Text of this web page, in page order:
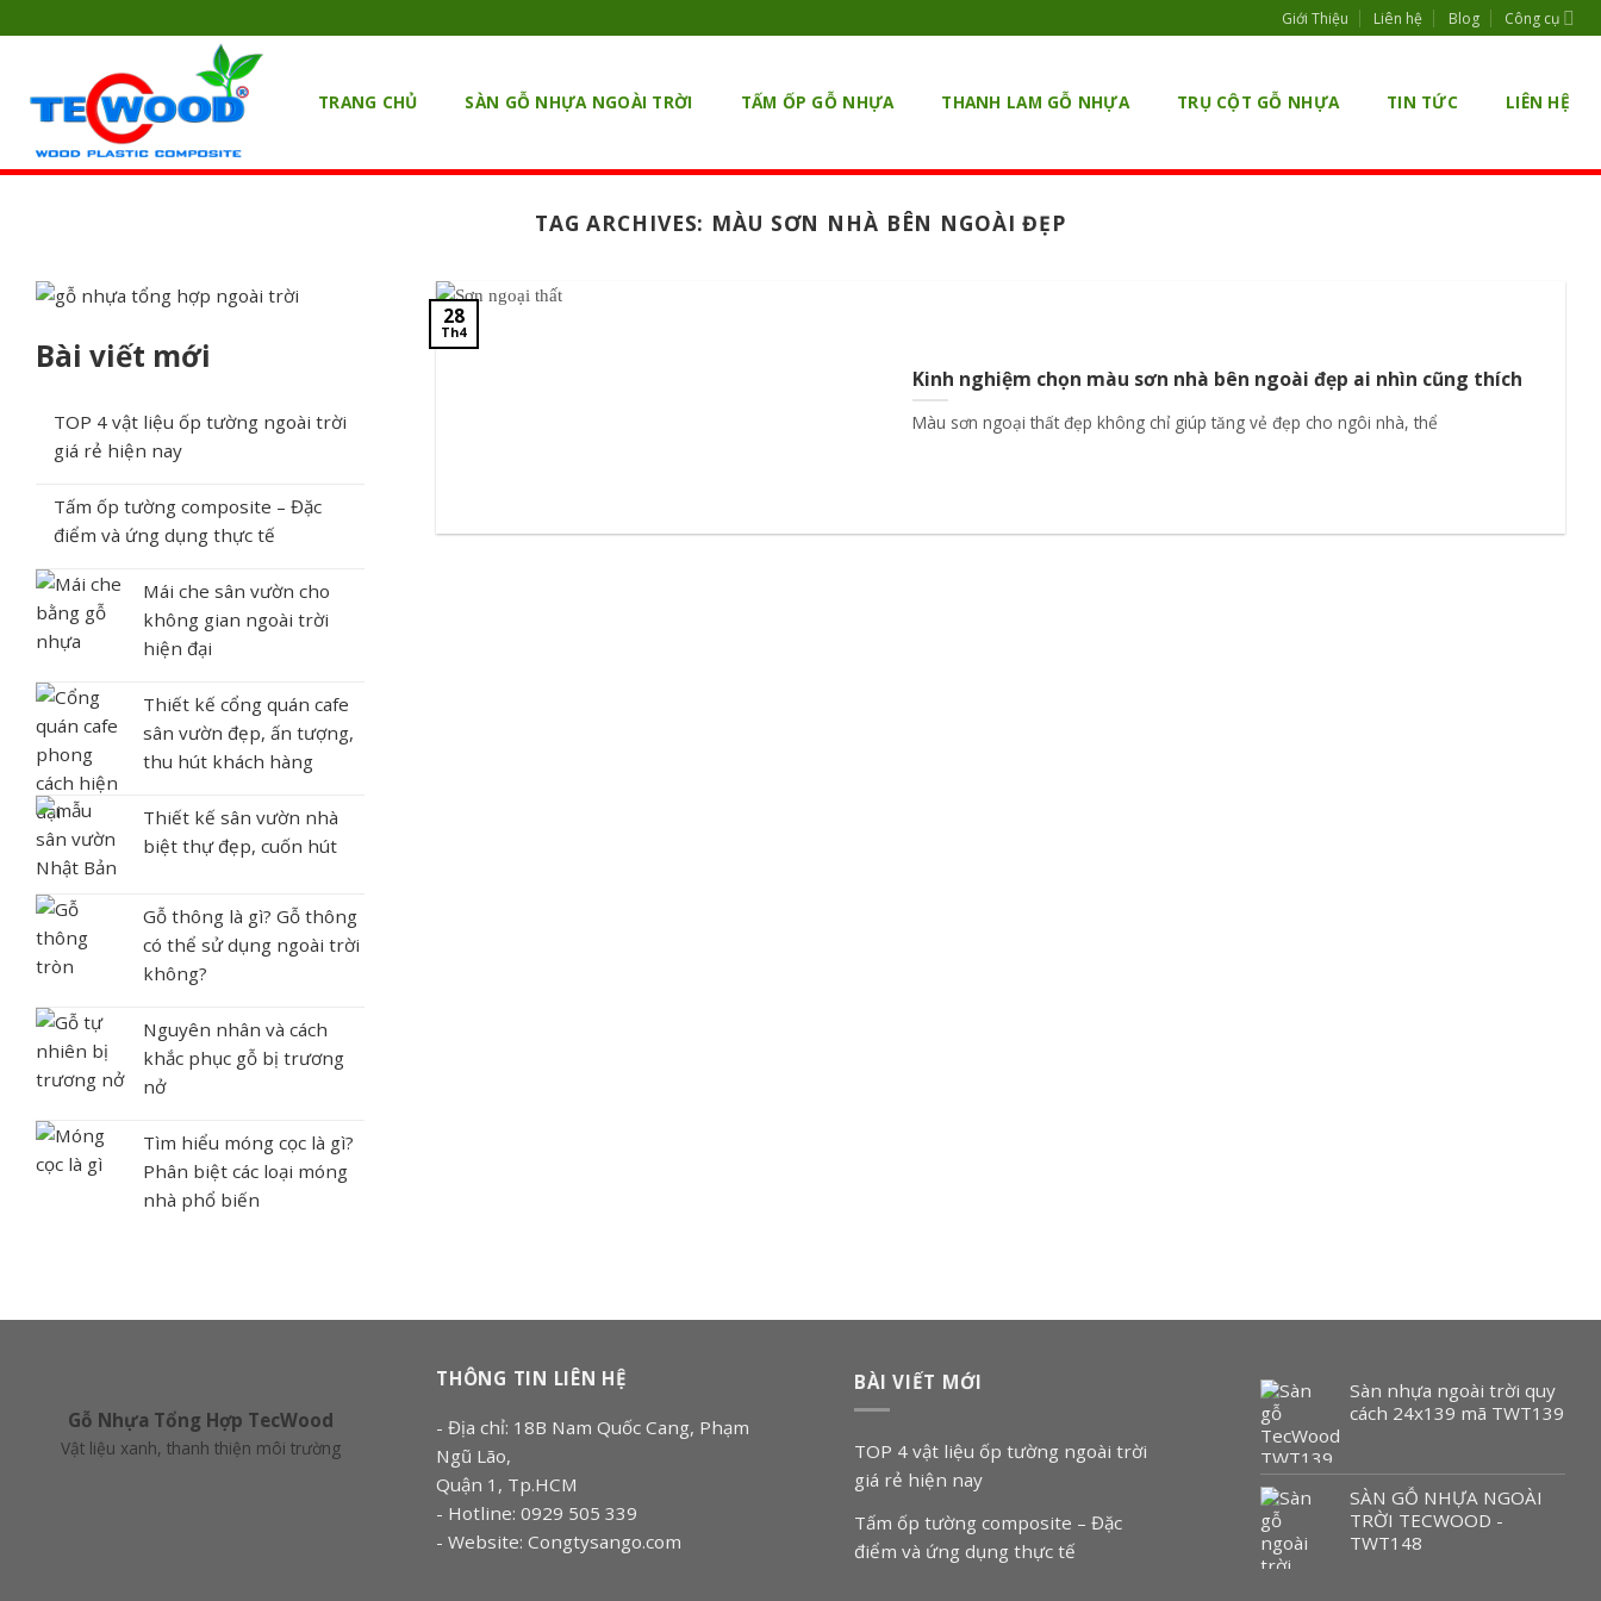
to
Giới Thiệu Liên hệ Blog Công cụ
TRANG CHỦ SÀN GỖ NHỰA NGOÀI TRỜI TẤM ỐP GỖ NHỰA THANH LAM GỖ NHỰA TRỤ CỘT GỖ NHỰA TIN TỨC LIÊN HỆ
TAG ARCHIVES: MÀU SƠN NHÀ BÊN NGOÀI ĐẸP
Bài viết mới
TOP 4 vật liệu ốp tường ngoài trời
giá rẻ hiện nay
Tấm ốp tường composite – Đặc
điểm và ứng dụng thực tế
Mái che sân vườn cho
không gian ngoài trời
hiện đại
Thiết kế cổng quán cafe
sân vườn đẹp, ấn tượng,
thu hút khách hàng
Thiết kế sân vườn nhà
biệt thự đẹp, cuốn hút
Gỗ thông là gì? Gỗ thông
có thể sử dụng ngoài trời
không?
Nguyên nhân và cách
khắc phục gỗ bị trương
nở
Tìm hiểu móng cọc là gì?
Phân biệt các loại móng
nhà phổ biến
Kinh nghiệm chọn màu sơn nhà bên ngoài đẹp ai nhìn cũng thích
Màu sơn ngoại thất đẹp không chỉ giúp tăng vẻ đẹp cho ngôi nhà, thể
28
Th4
Gỗ Nhựa Tổng Hợp TecWood
Vật liệu xanh, thanh thiện môi trường
THÔNG TIN LIÊN HỆ
- Địa chỉ: 18B Nam Quốc Cang, Phạm
Ngũ Lão,
Quận 1, Tp.HCM
- Hotline: 0929 505 339
- Website: Congtysango.com
BÀI VIẾT MỚI
TOP 4 vật liệu ốp tường ngoài trời
giá rẻ hiện nay
Tấm ốp tường composite – Đặc
điểm và ứng dụng thực tế
Sàn nhựa ngoài trời quy
cách 24x139 mã TWT139
SÀN GỖ NHỰA NGOÀI
TRỜI TECWOOD -
TWT148